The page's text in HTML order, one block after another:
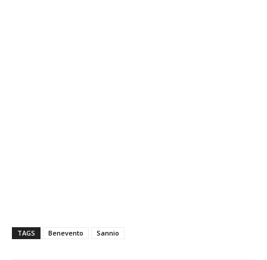
TAGS Benevento Sannio